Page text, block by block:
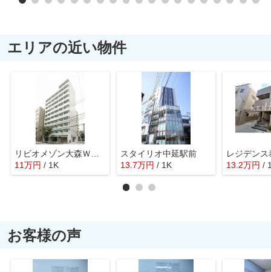
エリアの近い物件
リビオメゾン大森ＷＥＳＴ
11万円 / 1K
スタイリオ中延駅前
13.7万円 / 1K
レジデンス
13.2万円 /
お客様の声